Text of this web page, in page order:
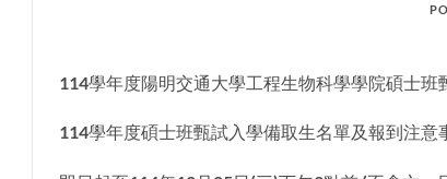
114學年度陽明交通大學工程生物科學學院碩士
114學年度碩士班甄試入學備取生名單及報到注意